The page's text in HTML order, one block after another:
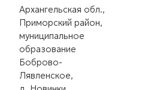
Архангельская обл.,
Приморский район,
муниципальное
образование
Боброво-
Лявленское,